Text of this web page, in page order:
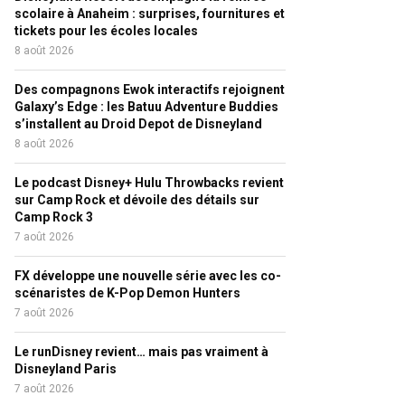
scolaire à Anaheim : surprises, fournitures et
tickets pour les écoles locales
8 août 2026
Des compagnons Ewok interactifs rejoignent
Galaxy’s Edge : les Batuu Adventure Buddies
s’installent au Droid Depot de Disneyland
8 août 2026
Le podcast Disney+ Hulu Throwbacks revient
sur Camp Rock et dévoile des détails sur
Camp Rock 3
7 août 2026
FX développe une nouvelle série avec les co-
scénaristes de K-Pop Demon Hunters
7 août 2026
Le runDisney revient… mais pas vraiment à
Disneyland Paris
7 août 2026